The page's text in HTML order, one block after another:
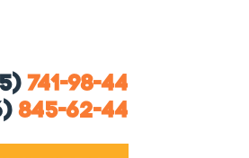
741-98-44
845-62-44